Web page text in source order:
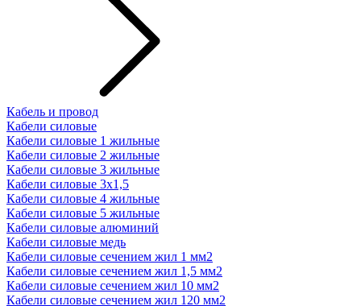
Кабель и провод
Кабели силовые
Кабели силовые 1 жильные
Кабели силовые 2 жильные
Кабели силовые 3 жильные
Кабели силовые 3х1,5
Кабели силовые 4 жильные
Кабели силовые 5 жильные
Кабели силовые алюминий
Кабели силовые медь
Кабели силовые сечением жил 1 мм2
Кабели силовые сечением жил 1,5 мм2
Кабели силовые сечением жил 10 мм2
Кабели силовые сечением жил 120 мм2